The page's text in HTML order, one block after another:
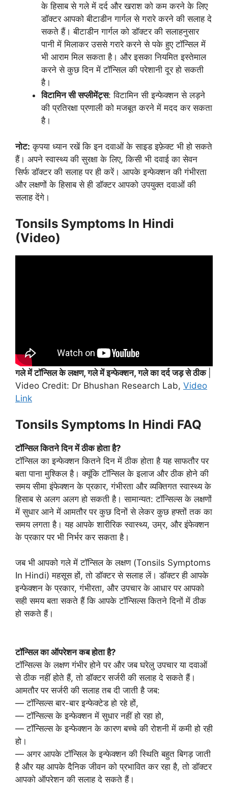
के हिसाब से गले में दर्द और खराश को कम करने के लिए
डॉक्टर आपको बीटाडीन गार्गल से गरारे करने की सलाह दे
सकते हैं। बीटाडीन गार्गल को डॉक्टर की सलाहनुसार
पानी में मिलाकर उससे गरारे करने से पके हुए टॉन्सिल में
भी आराम मिल सकता है। और इसका नियमित इस्तेमाल
करने से कुछ दिन में टॉन्सिल की परेशानी दूर हो सकती
है।
विटामिन सी सप्लीमेंट्स: विटामिन सी इन्फेक्शन से लड़ने
की प्रतिरक्षा प्रणाली को मजबूत करने में मदद कर सकता
है।
नोट: कृपया ध्यान रखें कि इन दवाओं के साइड इफ़ेक्ट भी हो सकते
हैं। अपने स्वास्थ्य की सुरक्षा के लिए, किसी भी दवाई का सेवन
सिर्फ डॉक्टर की सलाह पर ही करें। आपके इन्फेक्शन की गंभीरता
और लक्षणों के हिसाब से ही डॉक्टर आपको उपयुक्त दवाओं की
सलाह देंगे।
Tonsils Symptoms In Hindi
(Video)
गले में टॉन्सिल के लक्षण, गले में इन्फेक्शन, गले का दर्द जड़ से ठीक
Video Credit: Dr Bhushan Research Lab, Video
Link
Tonsils Symptoms In Hindi FAQ
टॉन्सिल कितने दिन में ठीक होता है?
टॉन्सिल का इन्फेक्शन कितने दिन में ठीक होता है यह साफतौर पर
बता पाना मुश्किल है। क्यूंकि टॉन्सिल के इलाज और ठीक होने की
समय सीमा इंफेक्शन के प्रकार, गंभीरता और व्यक्तिगत स्वास्थ्य के
हिसाब से अलग अलग हो सकती है। सामान्यत: टॉन्सिल्स के लक्षणों
में सुधार आने में आमतौर पर कुछ दिनों से लेकर कुछ हफ्तों तक का
समय लगता है। यह आपके शारीरिक स्वास्थ्य, उम्र, और इंफेक्शन
के प्रकार पर भी निर्भर कर सकता है।
जब भी आपको गले में टॉन्सिल के लक्षण (Tonsils Symptoms
In Hindi) महसूस हों, तो डॉक्टर से सलाह लें। डॉक्टर ही आपके
इन्फेक्शन के प्रकार, गंभीरता, और उपचार के आधार पर आपको
सही समय बता सकते हैं कि आपके टॉन्सिल्स कितने दिनों में ठीक
हो सकते हैं।
टॉन्सिल का ऑपरेशन कब होता है?
टॉन्सिल्स के लक्षण गंभीर होने पर और जब घरेलु उपचार या दवाओं
से ठीक नहीं होते हैं, तो डॉक्टर सर्जरी की सलाह दे सकते हैं।
आमतौर पर सर्जरी की सलाह तब दी जाती है जब:
— टॉन्सिल्स बार-बार इन्फेक्टेड हो रहे हों,
— टॉन्सिल्स के इन्फेक्शन में सुधार नहीं हो रहा हो,
— टॉन्सिल्स के इन्फेक्शन के कारण बच्चे की रोशनी में कमी हो रही
हो।
— अगर आपके टॉन्सिल के इन्फेक्शन की स्थिति बहुत बिगड़ जाती
है और यह आपके दैनिक जीवन को प्रभावित कर रहा है, तो डॉक्टर
आपको ऑपरेशन की सलाह दे सकते हैं।